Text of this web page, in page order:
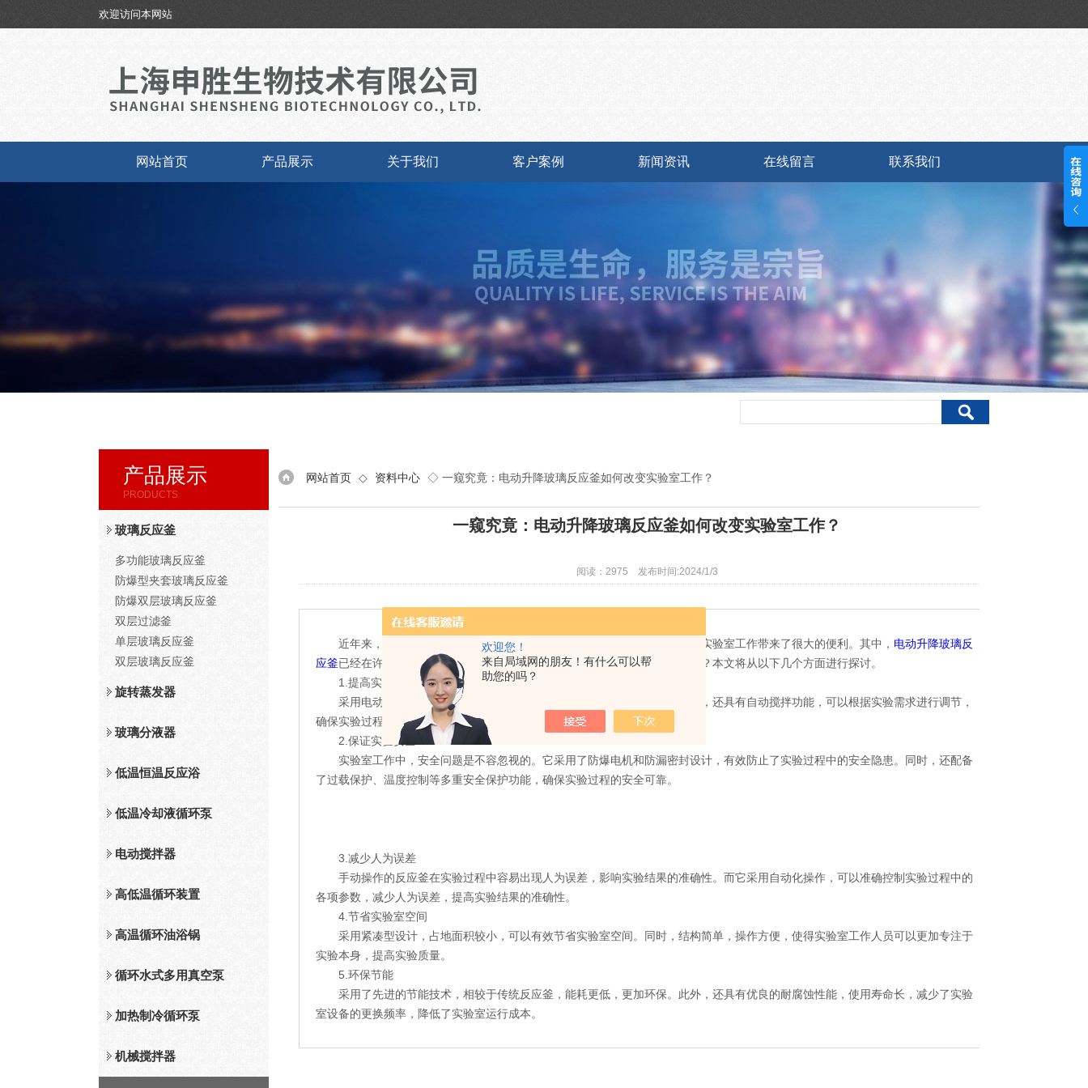
欢迎您！
来自局域网的朋友！有什么可以帮
助您的吗？
欢迎访问本网站
网站首页 产品展示 关于我们 客户案例 新闻资讯 在线留言 联系我们
产品展示
PRODUCTS
玻璃反应釜
多功能玻璃反应釜
防爆型夹套玻璃反应釜
防爆双层玻璃反应釜
双层过滤釜
单层玻璃反应釜
双层玻璃反应釜
旋转蒸发器
玻璃分液器
低温恒温反应浴
低温冷却液循环泵
电动搅拌器
高低温循环装置
高温循环油浴锅
循环水式多用真空泵
加热制冷循环泵
机械搅拌器
网站首页 ◇ 资料中心 ◇ 一窥究竟：电动升降玻璃反应釜如何改变实验室工作？
一窥究竟：电动升降玻璃反应釜如何改变实验室工作？
阅读：2975 发布时间:2024/1/3
近年来，随着科技的不断发展，越来越多的高科技实验设备应运而生，为实验室工作带来了很大的便利。其中， 电动升降玻璃反
应釜已经在许多实验室得到了广泛应用。那么，它究竟如何改变实验室工作呢？本文将从以下几个方面进行探讨。
1.提高实验效率
采用电动升降系统，可以实现快速升降，大大缩短了实验操作时间。此外，还具有自动搅拌功能，可以根据实验需求进行调节，
确保实验过程中物料充分混合，从而提高实验效率。
2.保证实验安全
实验室工作中，安全问题是不容忽视的。它采用了防爆电机和防漏密封设计，有效防止了实验过程中的安全隐患。同时，还配备
了过载保护、温度控制等多重安全保护功能，确保实验过程的安全可靠。
3.减少人为误差
手动操作的反应釜在实验过程中容易出现人为误差，影响实验结果的准确性。而它采用自动化操作，可以准确控制实验过程中的
各项参数，减少人为误差，提高实验结果的准确性。
4.节省实验室空间
采用紧凑型设计，占地面积较小，可以有效节省实验室空间。同时，结构简单，操作方便，使得实验室工作人员可以更加专注于
实验本身，提高实验质量。
5.环保节能
采用了先进的节能技术，相较于传统反应釜，能耗更低，更加环保。此外，还具有优良的耐腐蚀性能，使用寿命长，减少了实验
室设备的更换频率，降低了实验室运行成本。